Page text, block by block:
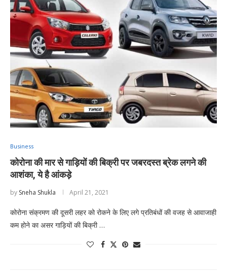
Business
कोरोना की मार से गाड़ियों की बिक्री पर जबरदस्त ब्रेक लगने की
आशंका, ये है आंकड़े
by Sneha Shukla April 21, 2021
कोरोना संक्रमण की दूसरी लहर को रोकने के लिए लगे प्रतिबंधों की वजह से आवाजाही
कम होने का असर गाड़ियों की बिक्री …